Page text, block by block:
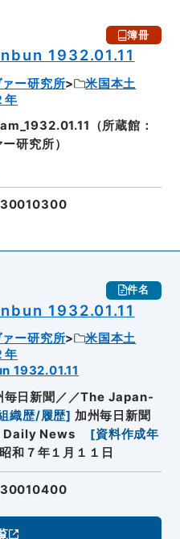
簿冊
1932.01.11
ー研究所
米国本土
年
（所蔵館：
研究所）
件名
1932.01.11
ー研究所
米国本土
年
1932.01.11
毎日新聞／／The Japan-
織歴/履歴] 加州毎日新聞
Daily News
[資料作成年
和７年１月１１日